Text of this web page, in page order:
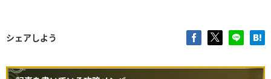
シェアしよう